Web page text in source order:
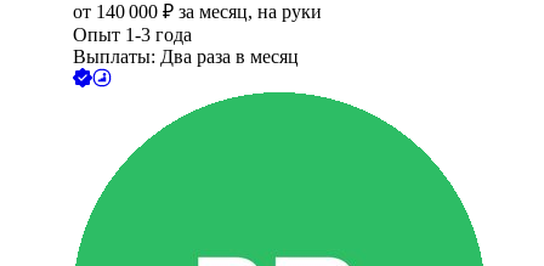
от 140 000 ₽ за месяц, на руки
Опыт 1-3 года
Выплаты: Два раза в месяц